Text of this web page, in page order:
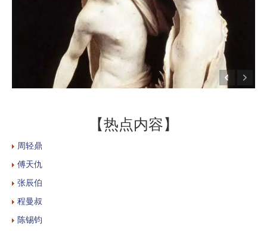
【热点内容】
周轻鼎
傅天仇
张辰伯
程曼叔
陈锡钧